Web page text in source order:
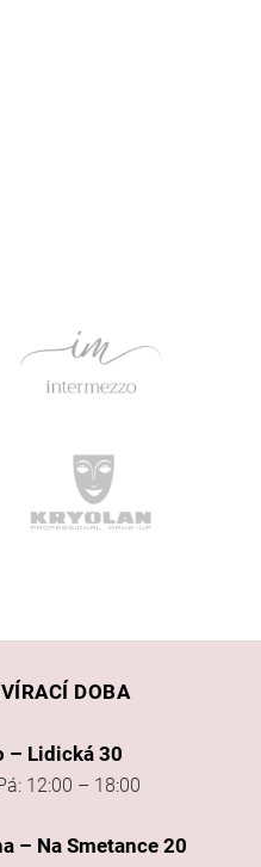
DOBA
– Lidická 30
12:00 – 18:00
– Na Smetance 20